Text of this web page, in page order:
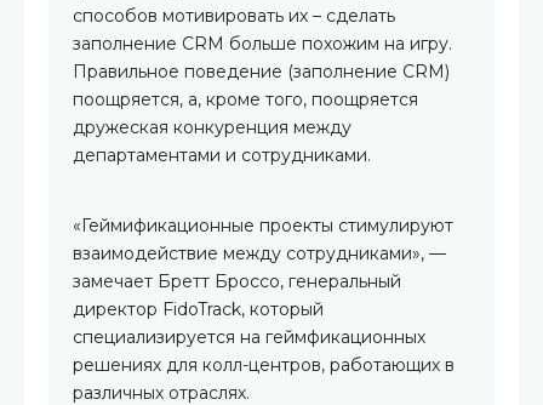
способов мотивировать их – сделать
заполнение CRM больше похожим на игру.
Правильное поведение (заполнение CRM)
поощряется, а, кроме того, поощряется
дружеская конкуренция между
департаментами и сотрудниками.
«Геймификационные проекты стимулируют
взаимодействие между сотрудниками», —
замечает Бретт Броссо, генеральный
директор FidoTrack, который
специализируется на геймфикационных
решениях для колл-центров, работающих в
различных отраслях.